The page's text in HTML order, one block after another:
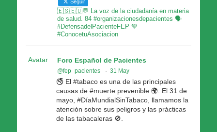
Seguir
🇪🇸🇪🇺💬 La voz de la ciudadanía en materia
de salud. 84 #organizacionesdepacientes 🗣
#DefensadelPacienteFEP 💚
#ConocetuAsociacion
Avatar Foro Español de Pacientes
@fep_pacientes · 31 May
🚭 El #tabaco es una de las principales
causas de #muerte prevenible 🌍. El 31 de
mayo, #DíaMundialSinTabaco, llamamos la
atención sobre sus peligros y las prácticas
de las tabacaleras 🚫.